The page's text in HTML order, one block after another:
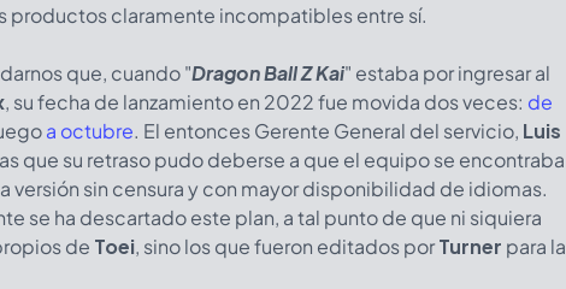
productos claramente incompatibles entre sí.
que, cuando "Dragon Ball Z Kai" estaba por ingresar al
, su fecha de lanzamiento en 2022 fue movida dos veces: de
a octubre. El entonces Gerente General del servicio, Luis
que su retraso pudo deberse a que el equipo se encontraba
versión sin censura y con mayor disponibilidad de idiomas.
se ha descartado este plan, a tal punto de que ni siquiera
de Toei, sino los que fueron editados porTurner para la